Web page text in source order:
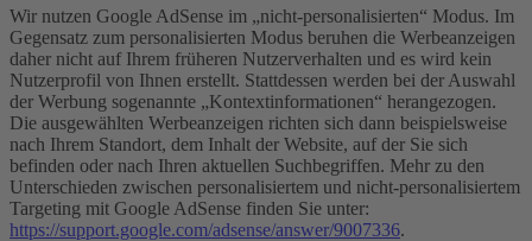
Wir nutzen Google AdSense im „nicht-personalisierten“ Modus. Im
Gegensatz zum personalisierten Modus beruhen die Werbeanzeigen
daher nicht auf Ihrem früheren Nutzerverhalten und es wird kein
Nutzerprofil von Ihnen erstellt. Stattdessen werden bei der Auswahl
der Werbung sogenannte „Kontextinformationen“ herangezogen.
Die ausgewählten Werbeanzeigen richten sich dann beispielsweise
nach Ihrem Standort, dem Inhalt der Website, auf der Sie sich
befinden oder nach Ihren aktuellen Suchbegriffen. Mehr zu den
Unterschieden zwischen personalisiertem und nicht-personalisiertem
Targeting mit Google AdSense finden Sie unter:
https://support.google.com/adsense/answer/9007336.